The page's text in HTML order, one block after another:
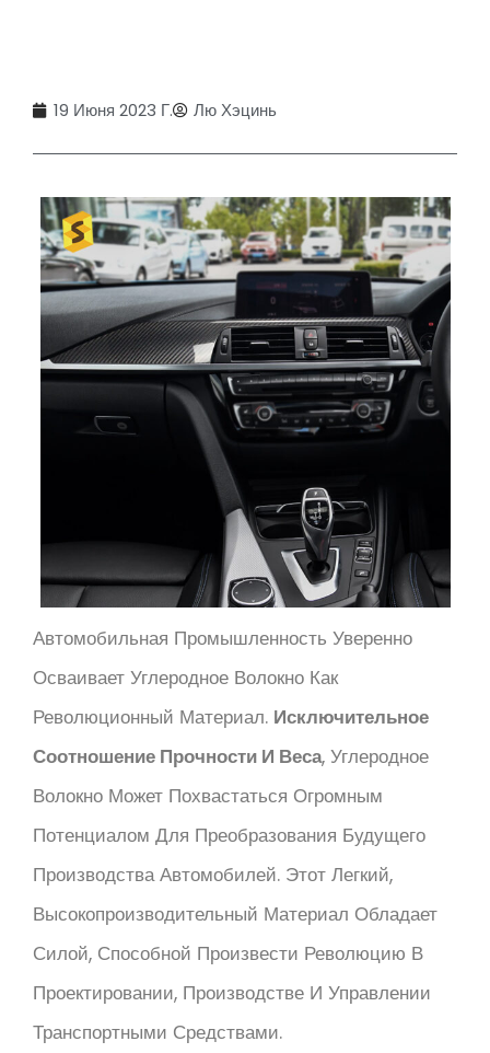
19 Июня 2023 Г. Лю Хэцинь
Автомобильная Промышленность Уверенно
Осваивает Углеродное Волокно Как
Революционный Материал. Исключительное
Соотношение Прочности И Веса, Углеродное
Волокно Может Похвастаться Огромным
Потенциалом Для Преобразования Будущего
Производства Автомобилей. Этот Легкий,
Высокопроизводительный Материал Обладает
Силой, Способной Произвести Революцию В
Проектировании, Производстве И Управлении
Транспортными Средствами.